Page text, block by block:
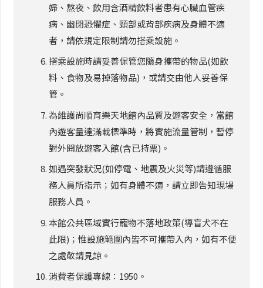
婦、熬夜、飲用含酒精飲料者患有心臟血管疾
病、幽閉恐懼症、頸部或背部疾病及身體不適
者，請依規定限制請勿搭乘設施。
搭乘設施時請妥善保管您隨身攜帶的物品(如飲
料、食物及易掉落物品)，或請交由他人妥善保
管。
為維護尚順育樂天地館內品質及遊客安全，當館
內遊客量達滿載標準時，將實施流量管制，暫停
對外開放遊客入館(含已持票)。
如遇突發狀況(如停電、地震及火災等)請遵循服
務人員所指示；如有身體不適，請立即告知現場
服務人員。
本館公共區域實行寵物不落地政策(導盲犬不在
此限)；惟設施範圍內皆不可攜帶入內，如有不便
之處敬請見諒。
消費者保護專線：1950。